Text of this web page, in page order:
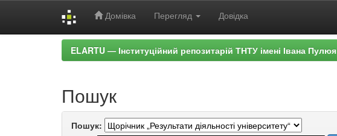
Домівка Перегляд Довідка
ELARTU — Інституційний репозитарій ТНТУ імені Івана Пулюя
Пошук
Пошук: